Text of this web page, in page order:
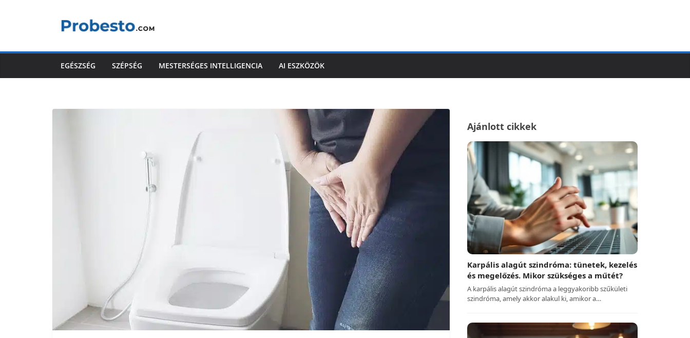
EGÉSZSÉG SZÉPSÉG MESTERSÉGES INTELLIGENCIA AI ESZKÖZÖK
Ajánlott cikkek
Karpális alagút szindróma: tünetek, kezelés
és megelőzés. Mikor szükséges a műtét?
A karpális alagút szindróma a leggyakoribb szűkületi
szindróma, amely akkor alakul ki, amikor a…